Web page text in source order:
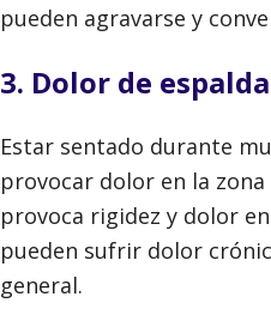
pueden agravarse y
3. Dolor de
Estar sentado durante
provocar dolor en la
provoca rigidez y dolor
pueden sufrir dolor
general.